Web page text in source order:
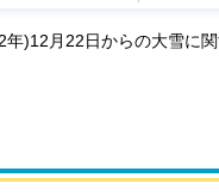
年)12月22日からの大雪に